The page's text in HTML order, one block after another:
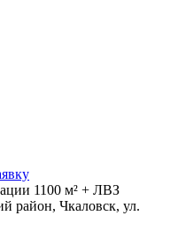
1100 м² + ЛВЗ
район, Чкаловск, ул.